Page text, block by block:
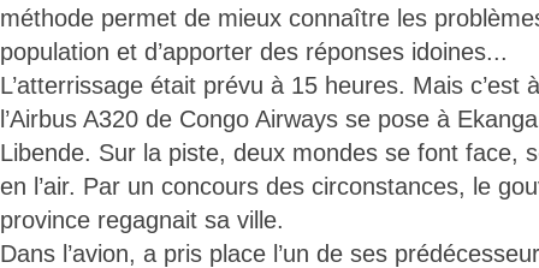
méthode permet de mieux connaître les
population et d’apporter des réponses idoines...
L’atterrissage était prévu à 15 heures. Mais c’est
l’Airbus A320 de Congo Airways se pose à
Libende. Sur la piste, deux mondes se font face,
en l’air. Par un concours des circonstances, le
province regagnait sa ville.
Dans l’avion, a pris place l’un de ses